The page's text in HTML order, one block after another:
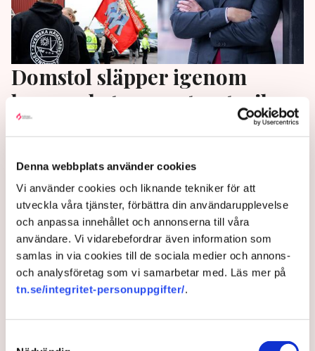
Denna webbplats använder cookies
Vi använder cookies och liknande tekniker för att
utveckla våra tjänster, förbättra din användarupplevelse
och anpassa innehållet och annonserna till våra
användare. Vi vidarebefordrar även information som
samlas in via cookies till de sociala medier och annons-
och analysföretag som vi samarbetar med. Läs mer på
tn.se/integritet-personuppgifter/.
Domstol släpper igenom
hamnarbetarnas storstrejk –
”Öppnat Pandoras ask”
Arbetsdomstolen ger Hamnarbetarförbundet grönt
skulle hindra just detta. Svenskt Näringsliv varnar nu
för kaos på arbetsmarknaden. ”Det är dåliga nyheter
för den svenska modellen, för den fackliga sidan
och för arbetsgivarna”, säger vice vd Mattias Dahl.
1 year ago | Av: Stina Bengtsson